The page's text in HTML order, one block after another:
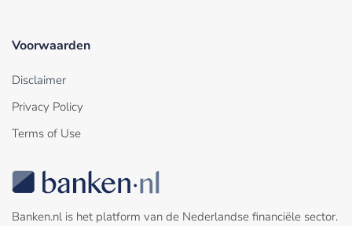
Voorwaarden
Disclaimer
Privacy Policy
Terms of Use
Banken.nl is het platform van de Nederlandse financiële sector.